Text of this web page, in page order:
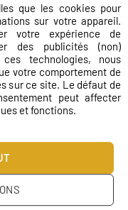
que les cookies pour
sur votre appareil.
votre expérience de
des publicités (non)
technologies, nous
votre comportement de
sur ce site. Le défaut de
peut affecter
et fonctions.
peint Perroquet